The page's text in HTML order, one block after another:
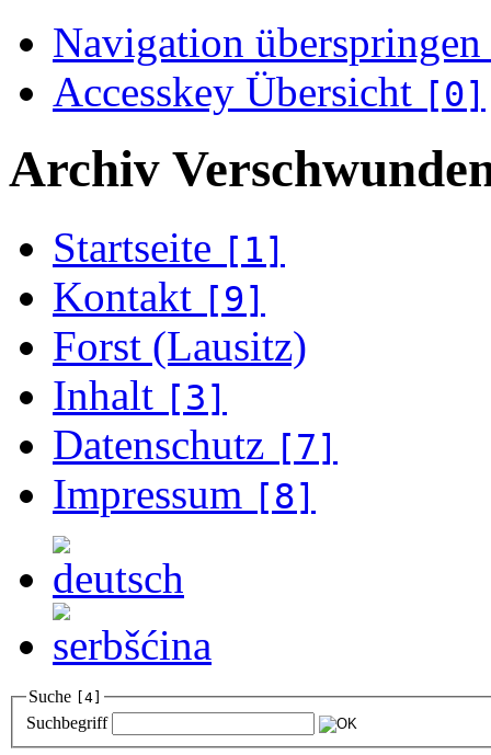
Navigation überspringen
Accesskey Übersicht [0]
Archiv
Startseite [1]
Kontakt [9]
Forst (Lausitz)
Inhalt [3]
Datenschutz [7]
Impressum [8]
Suche [4]
Suchbegriff